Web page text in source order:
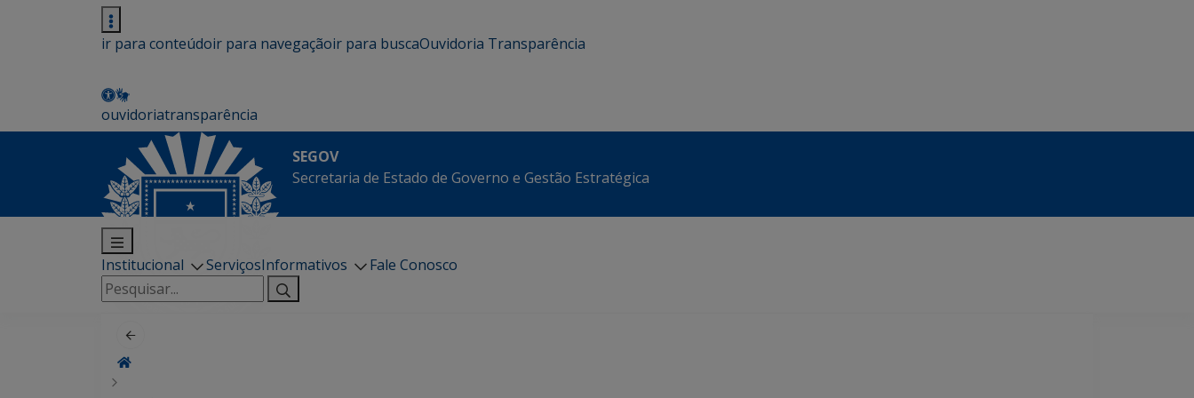
ir para conteúdoir para navegaçãoir para buscaOuvidoria Transparência
ouvidoriatransparência
SEGOV
Secretaria de Estado de Governo e Gestão Estratégica
Institucional ServiçosInformativos
Fale Conosco
Pesquisar
por: